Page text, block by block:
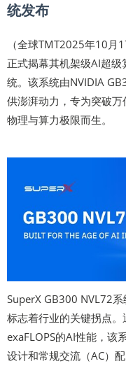
统发布
（全球TMT2025年10
正式揭幕其机架级AI超
统。该系统由NVIDIA
供澎湃动力，专为突破
物理与算力极限而生。
SuperX GB300 NVL72
标志着行业的关键拐点
exaFLOPS的AI性能，该
设计和常规交流（AC）